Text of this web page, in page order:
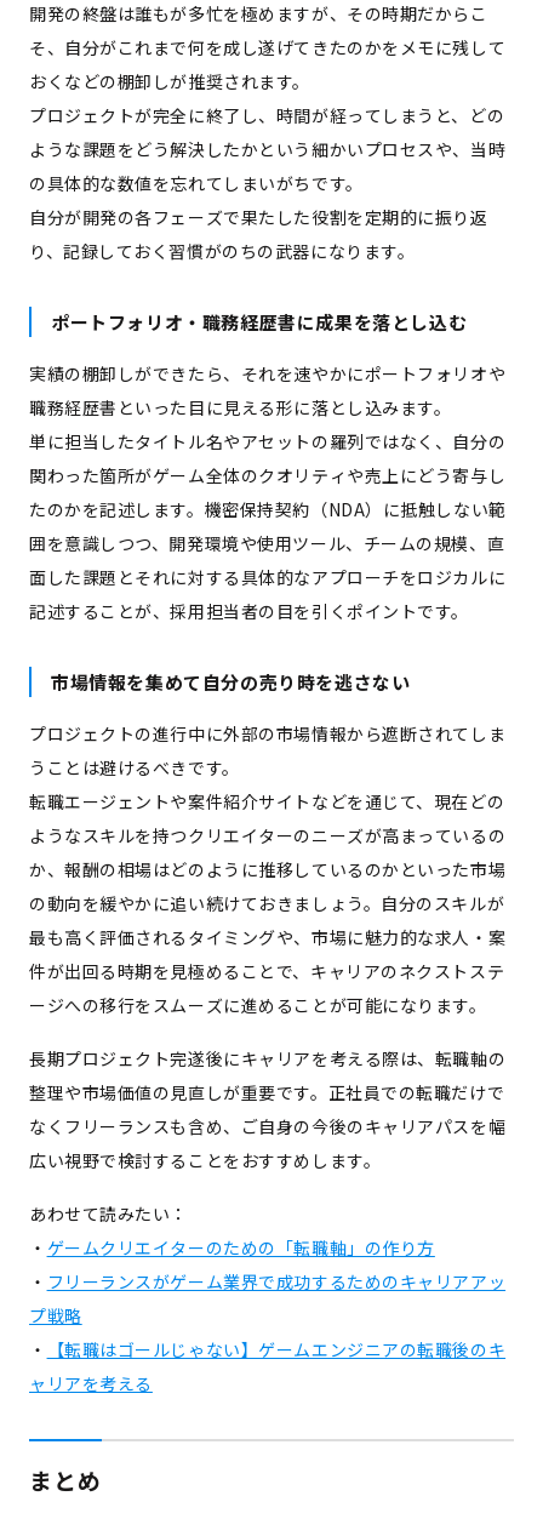
開発の終盤は誰もが多忙を極めますが、その時期だからこ
そ、自分がこれまで何を成し遂げてきたのかをメモに残して
おくなどの棚卸しが推奨されます。
プロジェクトが完全に終了し、時間が経ってしまうと、どの
ような課題をどう解決したかという細かいプロセスや、当時
の具体的な数値を忘れてしまいがちです。
自分が開発の各フェーズで果たした役割を定期的に振り返
り、記録しておく習慣がのちの武器になります。
ポートフォリオ・職務経歴書に成果を落とし込む
実績の棚卸しができたら、それを速やかにポートフォリオや
職務経歴書といった目に見える形に落とし込みます。
単に担当したタイトル名やアセットの羅列ではなく、自分の
関わった箇所がゲーム全体のクオリティや売上にどう寄与し
たのかを記述します。機密保持契約（NDA）に抵触しない範
囲を意識しつつ、開発環境や使用ツール、チームの規模、直
面した課題とそれに対する具体的なアプローチをロジカルに
記述することが、採用担当者の目を引くポイントです。
市場情報を集めて自分の売り時を逃さない
プロジェクトの進行中に外部の市場情報から遮断されてしま
うことは避けるべきです。
転職エージェントや案件紹介サイトなどを通じて、現在どの
ようなスキルを持つクリエイターのニーズが高まっているの
か、報酬の相場はどのように推移しているのかといった市場
の動向を緩やかに追い続けておきましょう。自分のスキルが
最も高く評価されるタイミングや、市場に魅力的な求人・案
件が出回る時期を見極めることで、キャリアのネクストステ
ージへの移行をスムーズに進めることが可能になります。
長期プロジェクト完遂後にキャリアを考える際は、転職軸の
整理や市場価値の見直しが重要です。 正社員での転職だけで
なくフリーランスも含め、ご自身の今後のキャリアパスを幅
広い視野で検討することをおすすめします。
あわせて読みたい：
・ ゲームクリエイターのための「転職軸」の作り方
・ フリーランスがゲーム業界で成功するためのキャリアアッ
プ戦略
・
【転職はゴールじゃない】ゲームエンジニアの転職後のキ
ャリアを考える
まとめ